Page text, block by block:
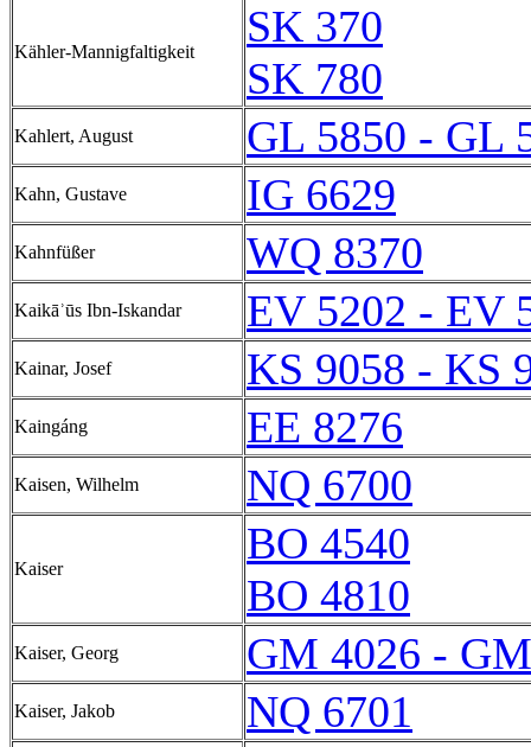
Kähler-Mannigfaltigkeit
SK 370
SK 780
Kahlert, August GL 5850 - GL
Kahn, Gustave IG 6629
Kahnfüßer WQ 8370
Kaikāʾūs Ibn-Iskandar EV 5202 - EV
Kainar, Josef KS 9058 - KS
Kaingáng EE 8276
Kaisen, Wilhelm NQ 6700
Kaiser
BO 4540
BO 4810
Kaiser, Georg GM 4026 -
Kaiser, Jakob NQ 6701